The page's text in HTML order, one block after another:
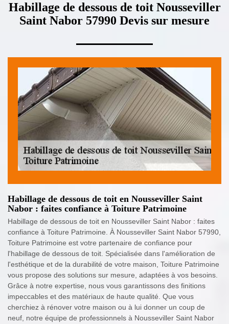
Habillage de dessous de toit Nousseviller
Saint Nabor 57990 Devis sur mesure
Habillage de dessous de toit en Nousseviller Saint
Nabor : faites confiance à Toiture Patrimoine
Habillage de dessous de toit en Nousseviller Saint Nabor : faites
confiance à Toiture Patrimoine. À Nousseviller Saint Nabor 57990,
Toiture Patrimoine est votre partenaire de confiance pour
l'habillage de dessous de toit. Spécialisée dans l'amélioration de
l'esthétique et de la durabilité de votre maison, Toiture Patrimoine
vous propose des solutions sur mesure, adaptées à vos besoins.
Grâce à notre expertise, nous vous garantissons des finitions
impeccables et des matériaux de haute qualité. Que vous
cherchiez à rénover votre maison ou à lui donner un coup de
neuf, notre équipe de professionnels à Nousseviller Saint Nabor